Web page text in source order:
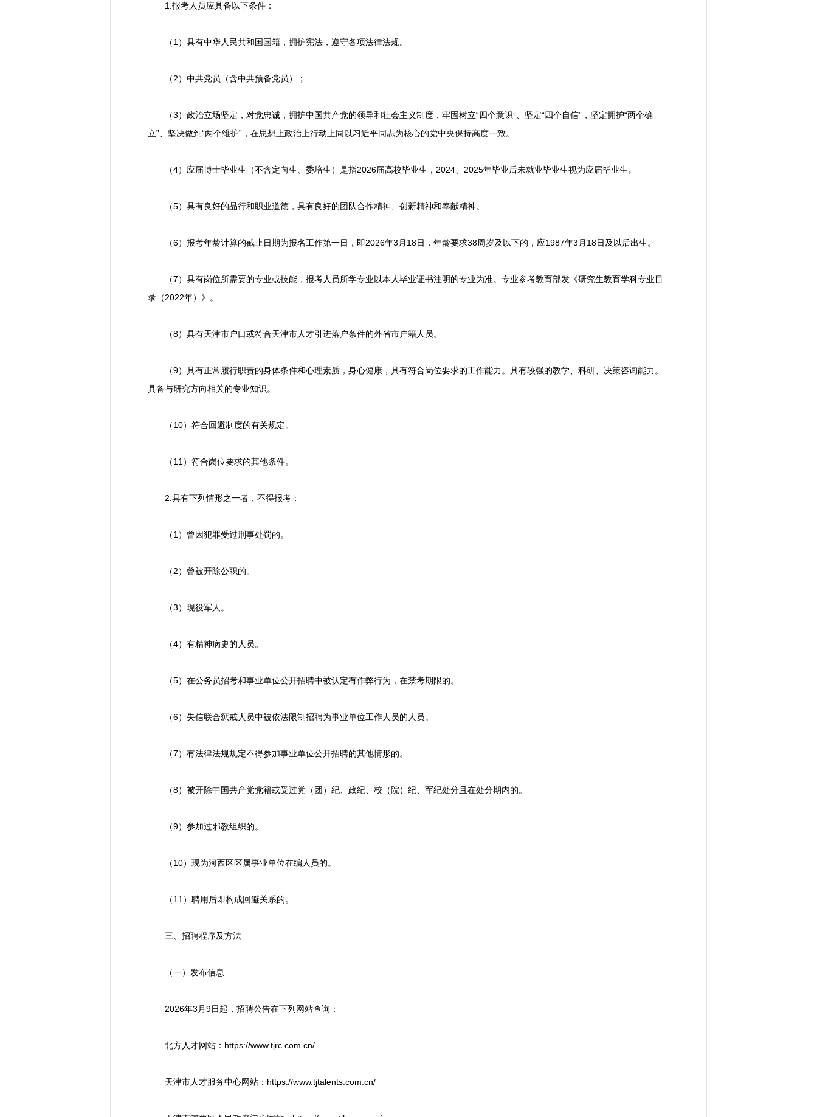
1.报考人员应具备以下条件：
（1）具有中华人民共和国国籍，拥护宪法，遵守各项法律法规。
（2）中共党员（含中共预备党员）；
（3）政治立场坚定，对党忠诚，拥护中国共产党的领导和社会主义制度，牢固树立“四个意识”、坚定“四个自信”，坚定拥护“两个确
立”、坚决做到“两个维护”，在思想上政治上行动上同以习近平同志为核心的党中央保持高度一致。
（4）应届博士毕业生（不含定向生、委培生）是指2026届高校毕业生，2024、2025年毕业后未就业毕业生视为应届毕业生。
（5）具有良好的品行和职业道德，具有良好的团队合作精神、创新精神和奉献精神。
（6）报考年龄计算的截止日期为报名工作第一日，即2026年3月18日，年龄要求38周岁及以下的，应1987年3月18日及以后出生。
（7）具有岗位所需要的专业或技能，报考人员所学专业以本人毕业证书注明的专业为准。专业参考教育部发《研究生教育学科专业目
录（2022年）》。
（8）具有天津市户口或符合天津市人才引进落户条件的外省市户籍人员。
（9）具有正常履行职责的身体条件和心理素质，身心健康，具有符合岗位要求的工作能力。具有较强的教学、科研、决策咨询能力。
具备与研究方向相关的专业知识。
（10）符合回避制度的有关规定。
（11）符合岗位要求的其他条件。
2.具有下列情形之一者，不得报考：
（1）曾因犯罪受过刑事处罚的。
（2）曾被开除公职的。
（3）现役军人。
（4）有精神病史的人员。
（5）在公务员招考和事业单位公开招聘中被认定有作弊行为，在禁考期限的。
（6）失信联合惩戒人员中被依法限制招聘为事业单位工作人员的人员。
（7）有法律法规规定不得参加事业单位公开招聘的其他情形的。
（8）被开除中国共产党党籍或受过党（团）纪、政纪、校（院）纪、军纪处分且在处分期内的。
（9）参加过邪教组织的。
（10）现为河西区区属事业单位在编人员的。
（11）聘用后即构成回避关系的。
三、招聘程序及方法
（一）发布信息
2026年3月9日起，招聘公告在下列网站查询：
北方人才网站：https://www.tjrc.com.cn/
天津市人才服务中心网站：https://www.tjtalents.com.cn/